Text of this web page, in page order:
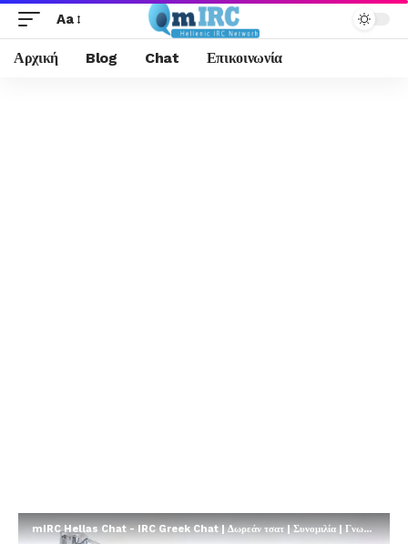
Aa
Αρχική Blog Chat Επικοινωνία
mIRC Hellas Chat - IRC Greek Chat | Δωρεάν τσατ | Συνομιλία | Γνωριμίες | FREE